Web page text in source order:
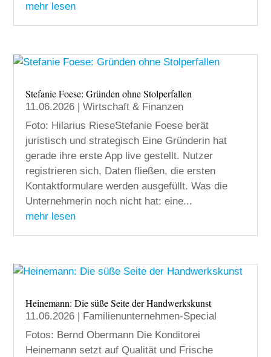
mehr lesen
Stefanie Foese: Gründen ohne Stolperfallen
11.06.2026 |Wirtschaft & Finanzen
Foto: Hilarius RieseStefanie Foese berät
juristisch und strategisch Eine Gründerin hat
gerade ihre erste App live gestellt. Nutzer
registrieren sich, Daten fließen, die ersten
Kontaktformulare werden ausgefüllt. Was die
Unternehmerin noch nicht hat: eine...
mehr lesen
Heinemann: Die süße Seite der Handwerkskunst
11.06.2026
Familienunternehmen-Special
Fotos: Bernd Obermann Die Konditorei
Heinemann setzt auf Qualität und Frische